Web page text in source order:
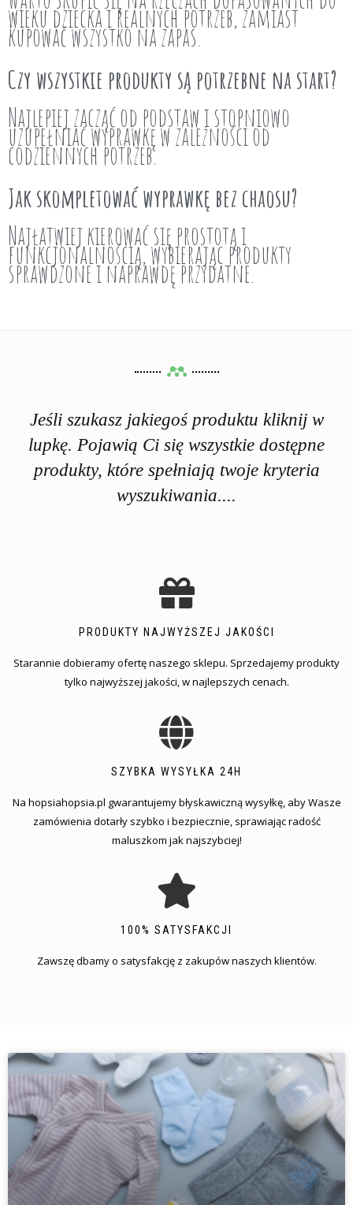
wieku dziecka i realnych potrzeb, zamiast
kupować wszystko na zapas.
Czy wszystkie produkty są potrzebne na start?
Najlepiej zacząć od podstaw i stopniowo
uzupełniać wyprawkę w zależności od
codziennych potrzeb.
Jak skompletować wyprawkę bez chaosu?
Najłatwiej kierować się prostotą i
funkcjonalnością, wybierając produkty
sprawdzone i naprawdę przydatne.
Jeśli szukasz jakiegoś produktu kliknij w
lupkę. Pojawią Ci się wszystkie dostępne
produkty, które spełniają twoje kryteria
wyszukiwania....
PRODUKTY NAJWYŻSZEJ JAKOŚCI
Starannie dobieramy ofertę naszego sklepu. Sprzedajemy produkty
tylko najwyższej jakości, w najlepszych cenach.
SZYBKA WYSYŁKA 24H
Na hopsiahopsia.pl gwarantujemy błyskawiczną wysyłkę, aby Wasze
zamówienia dotarły szybko i bezpiecznie, sprawiając radość
maluszkom jak najszybciej!
100% SATYSFAKCJI
Zawszę dbamy o satysfakcję z zakupów naszych klientów.